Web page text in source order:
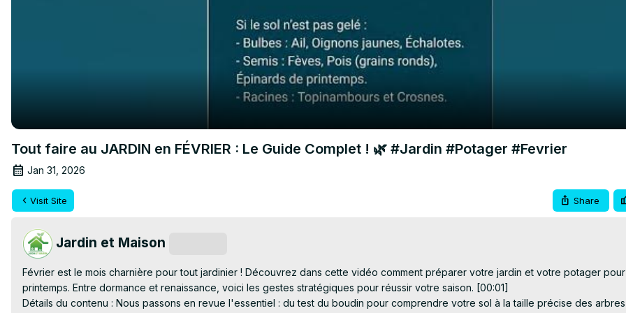
Tout faire au JARDIN en FÉVRIER : Le Guide Complet ! 🌿 #Jardin #Potager #Fevrier
Jan 31, 2026
Visit Site Share
Jardin et Maison
Février est le mois charnière pour tout jardinier ! Découvrez dans cette vidéo comment préparer votre jardin et votre potager
printemps. Entre dormance et renaissance, voici les gestes stratégiques pour réussir votre saison. [00:01]
Détails du contenu : Nous passons en revue l'essentiel : du test du boudin pour comprendre votre sol à la taille précise des